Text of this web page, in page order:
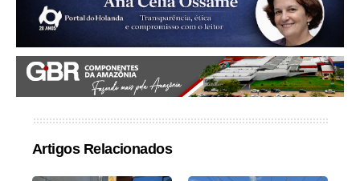
Artigos Relacionados